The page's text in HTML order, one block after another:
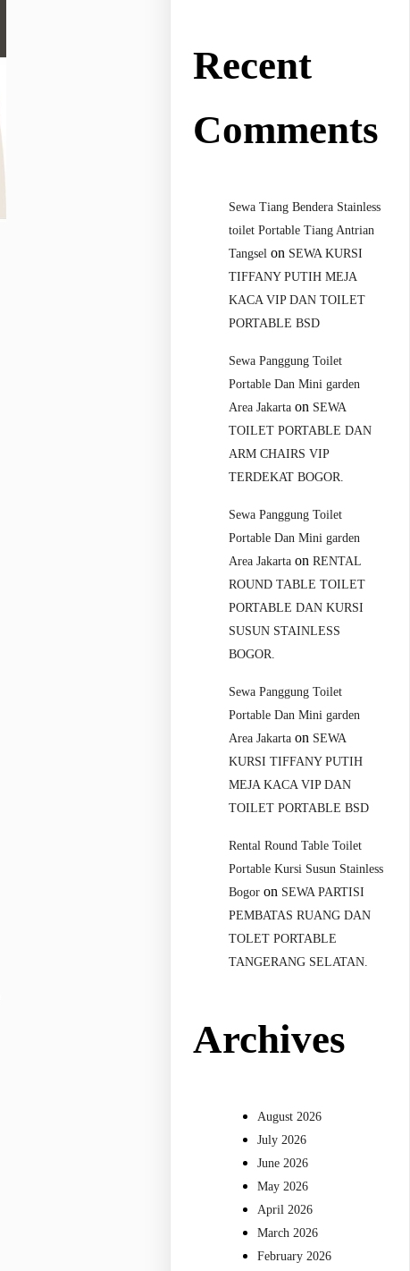
Recent
Comments
Sewa Tiang Bendera Stainless
toilet Portable Tiang Antrian
Tangsel on SEWA KURSI
TIFFANY PUTIH MEJA
KACA VIP DAN TOILET
PORTABLE BSD
Sewa Panggung Toilet
Portable Dan Mini garden
Area Jakarta on SEWA
TOILET PORTABLE DAN
ARM CHAIRS VIP
TERDEKAT BOGOR.
Sewa Panggung Toilet
Portable Dan Mini garden
Area Jakarta onRENTAL
ROUND TABLE TOILET
PORTABLE DAN KURSI
SUSUN STAINLESS
BOGOR.
Sewa Panggung Toilet
Portable Dan Mini garden
Area Jakarta on SEWA
KURSI TIFFANY PUTIH
MEJA KACA VIP DAN
TOILET PORTABLE BSD
Rental Round Table Toilet
Portable Kursi Susun Stainless
Bogor on SEWA PARTISI
PEMBATAS RUANG DAN
TOLET PORTABLE
TANGERANG SELATAN.
Archives
August 2026
July 2026
June 2026
May 2026
April 2026
March 2026
February 2026